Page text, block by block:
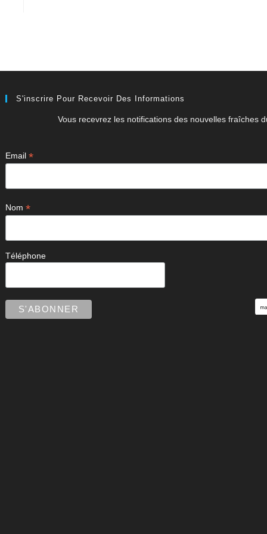
S'inscrire Pour Recevoir Des Informations
Vous recevrez les notifications des nouvelles fraîches
Email *
Nom *
Téléphone